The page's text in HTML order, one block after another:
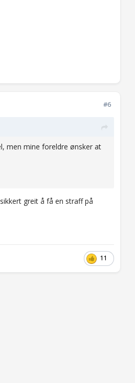
#6
men mine foreldre ønsker at
greit å få en straff på
11